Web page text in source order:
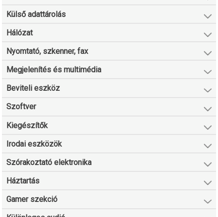
Külső adattárolás
Hálózat
Nyomtató, szkenner, fax
Megjelenítés és multimédia
Beviteli eszköz
Szoftver
Kiegészítők
Irodai eszközök
Szórakoztató elektronika
Háztartás
Gamer szekció